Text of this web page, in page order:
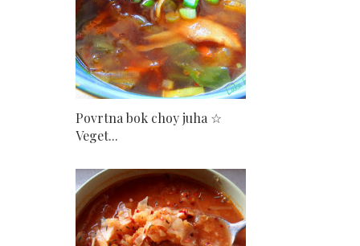
Povrtna bok choy juha ☆
Veget...